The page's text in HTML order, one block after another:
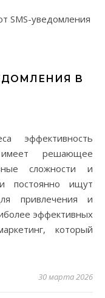
В
решающее
сложности и
постоянно ищут
привлечения и
эффективных
который
30 марта 2026